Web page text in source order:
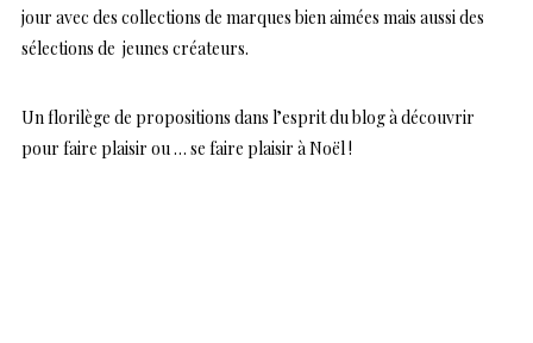
jour avec des collections de marques bien aimées mais aussi des
sélections de jeunes créateurs.
Un florilège de propositions dans l’esprit du blog à découvrir
pour faire plaisir ou … se faire plaisir à Noël !